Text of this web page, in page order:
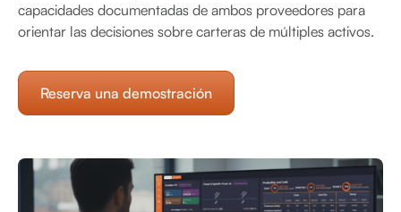
capacidades documentadas de ambos proveedores para
orientar las decisiones sobre carteras de múltiples activos.
Reserva una demostración